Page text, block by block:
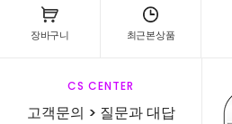
장바구니 최근본상품
CS CENTER
고객문의 > 질문과 대답